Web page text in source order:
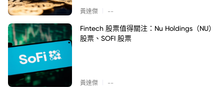
黃達傑 --
Fintech 股票值得關注：Nu Holdings（NU）
股票、SOFI 股票
黃達傑 --